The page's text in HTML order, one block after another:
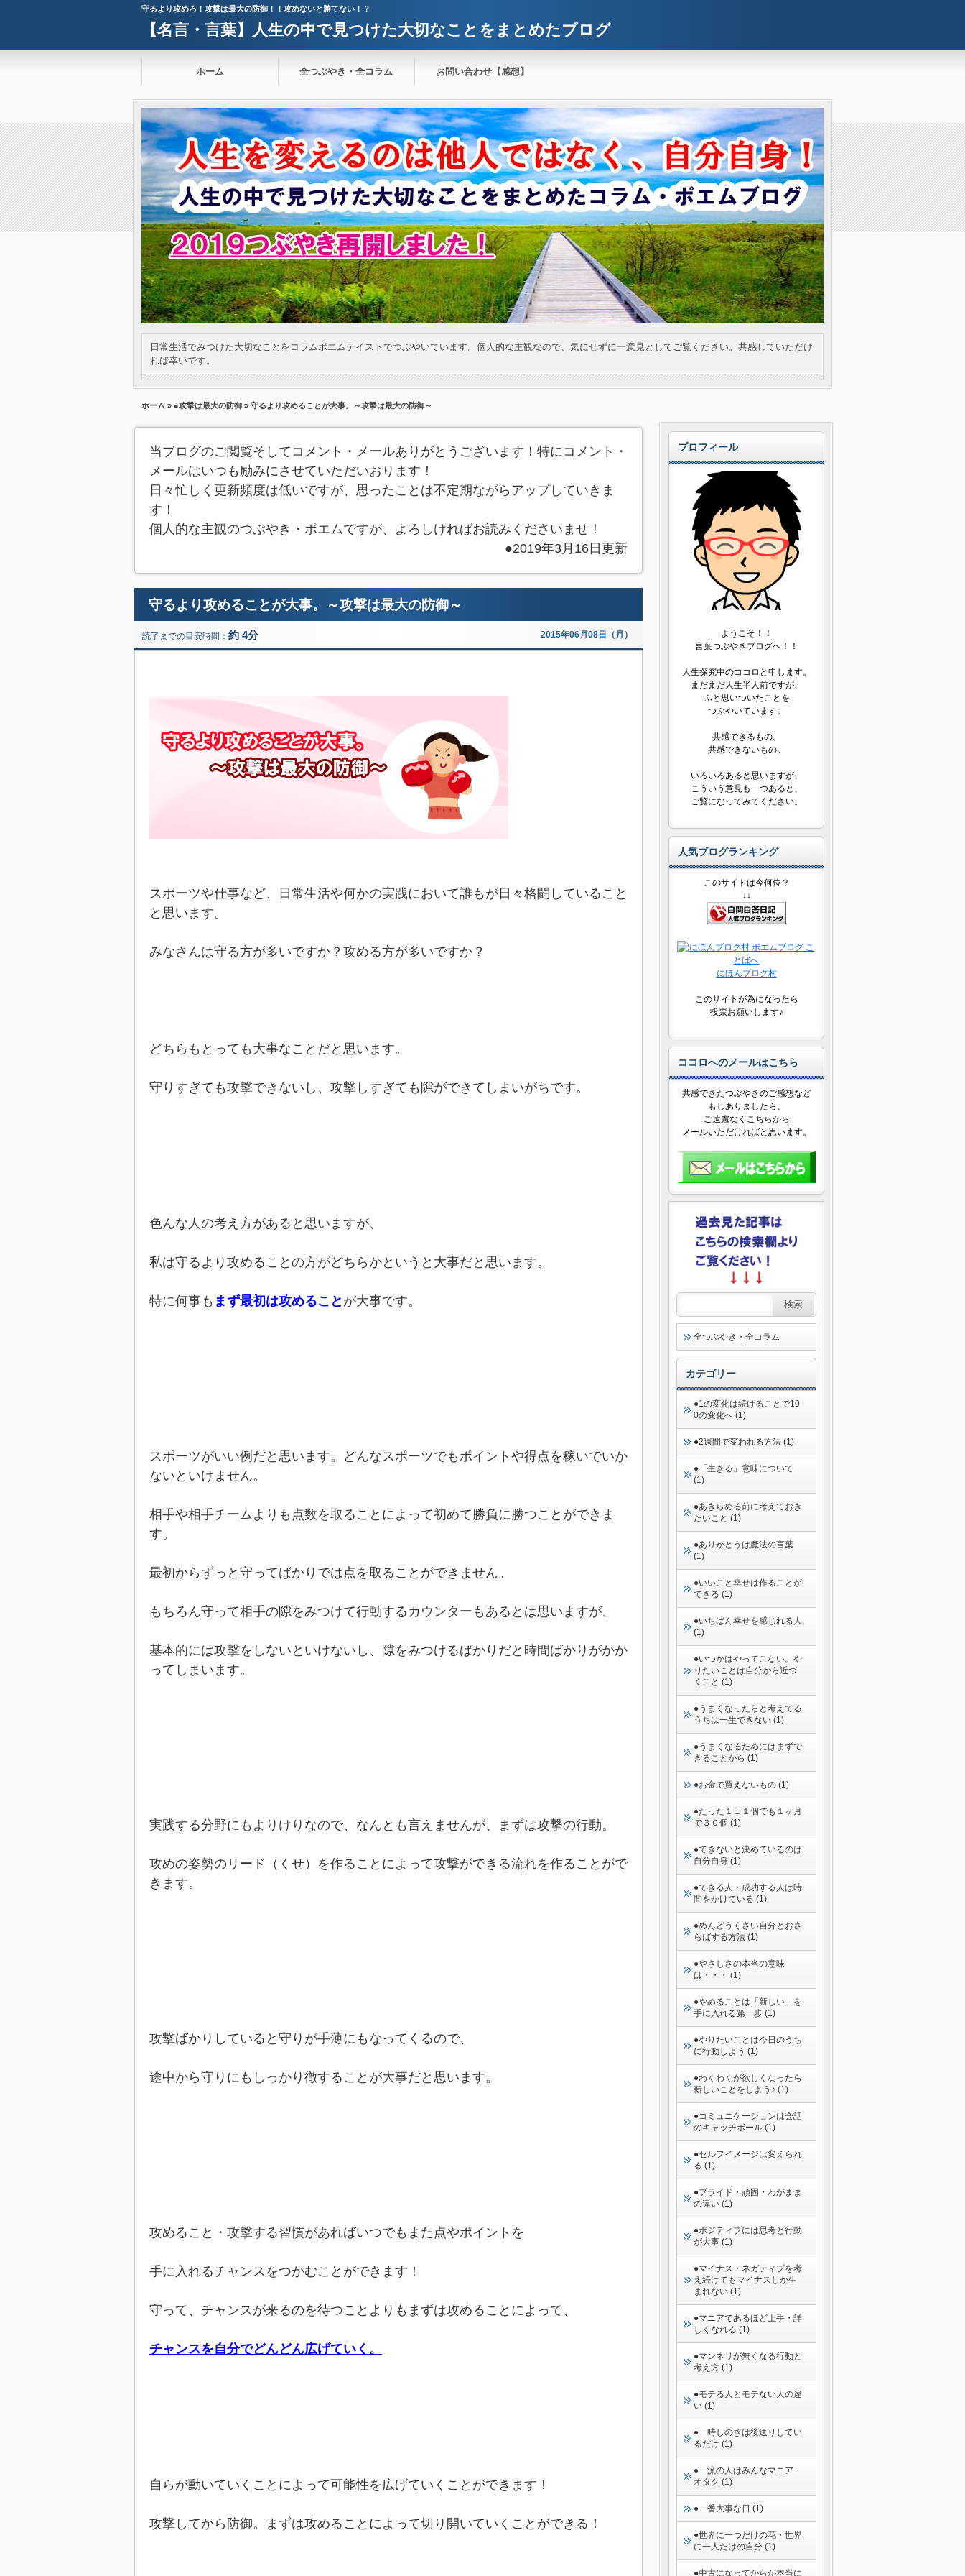
守るより攻めろ！攻撃は最大の防御！！攻めないと勝てない！？
【名言・言葉】人生の中で見つけた大切なことをまとめたブログ
ホーム 全つぶやき・全コラム お問い合わせ【感想】
日常生活でみつけた大切なことをコラムポエムテイストでつぶやいています。個人的な主観なので、気にせずに一意見としてご覧ください。共感していただけ
れば幸いです。
ホーム » ●攻撃は最大の防御 » 守るより攻めることが大事。～攻撃は最大の防御～
当ブログのご閲覧そしてコメント・メールありがとうございます！特にコメント・
メールはいつも励みにさせていただいおります！
日々忙しく更新頻度は低いですが、思ったことは不定期ながらアップしていきま
す！
個人的な主観のつぶやき・ポエムですが、よろしければお読みくださいませ！
●2019年3月16日更新
守るより攻めることが大事。～攻撃は最大の防御～
読了までの目安時間： 約 4分 2015年06月08日（月）
スポーツや仕事など、日常生活や何かの実践において誰もが日々格闘していること
と思います。
みなさんは守る方が多いですか？攻める方が多いですか？
どちらもとっても大事なことだと思います。
守りすぎても攻撃できないし、攻撃しすぎても隙ができてしまいがちです。
色んな人の考え方があると思いますが、
私は守るより攻めることの方がどちらかというと大事だと思います。
特に何事も まず最初は攻めること が大事です。
スポーツがいい例だと思います。どんなスポーツでもポイントや得点を稼いでいか
ないといけません。
相手や相手チームよりも点数を取ることによって初めて勝負に勝つことができま
す。
最初からずっと守ってばかりでは点を取ることができません。
もちろん守って相手の隙をみつけて行動するカウンターもあるとは思いますが、
基本的には攻撃をしないといけないし、隙をみつけるばかりだと時間ばかりがかか
ってしまいます。
実践する分野にもよりけりなので、なんとも言えませんが、まずは攻撃の行動。
攻めの姿勢のリード（くせ）を作ることによって攻撃ができる流れを作ることがで
きます。
攻撃ばかりしていると守りが手薄にもなってくるので、
途中から守りにもしっかり徹することが大事だと思います。
攻めること・攻撃する習慣があればいつでもまた点やポイントを
手に入れるチャンスをつかむことができます！
守って、チャンスが来るのを待つことよりもまずは攻めることによって、
チャンスを自分でどんどん広げていく。
自らが動いていくことによって可能性を広げていくことができます！
攻撃してから防御。まずは攻めることによって切り開いていくことができる！
プロフィール
ようこそ！！
言葉つぶやきブログへ！！
人生探究中のココロと申します。
まだまだ人生半人前ですが、
ふと思いついたことを
つぶやいています。
共感できるもの。
共感できないもの。
いろいろあると思いますが、
こういう意見も一つあると、
ご覧になってみてください。
人気ブログランキング
このサイトは今何位？
↓↓
にほんブログ村
このサイトが為になったら
投票お願いします♪
ココロへのメールはこちら
共感できたつぶやきのご感想など
もしありましたら、
ご遠慮なくこちらから
メールいただければと思います。
全つぶやき・全コラム
カテゴリー
●1の変化は続けることで10
0の変化へ (1)
●2週間で変われる方法 (1)
●「生きる」意味について
(1)
●あきらめる前に考えておき
たいこと (1)
●ありがとうは魔法の言葉
(1)
●いいこと幸せは作ることが
できる (1)
●いちばん幸せを感じれる人
(1)
●いつかはやってこない。や
りたいことは自分から近づ
くこと (1)
●うまくなったらと考えてる
うちは一生できない (1)
●うまくなるためにはまずで
きることから (1)
●お金で買えないもの (1)
●たった１日１個でも１ヶ月
で３０個 (1)
●できないと決めているのは
自分自身 (1)
●できる人・成功する人は時
間をかけている (1)
●めんどうくさい自分とおさ
らばする方法 (1)
●やさしさの本当の意味
は・・・ (1)
●やめることは「新しい」を
手に入れる第一歩 (1)
●やりたいことは今日のうち
に行動しよう (1)
●わくわくが欲しくなったら
新しいことをしよう♪ (1)
●コミュニケーションは会話
のキャッチボール (1)
●セルフイメージは変えられ
る (1)
●プライド・頑固・わがまま
の違い (1)
●ポジティブには思考と行動
が大事 (1)
●マイナス・ネガティブを考
え続けてもマイナスしか生
まれない (1)
●マニアであるほど上手・詳
しくなれる (1)
●マンネリが無くなる行動と
考え方 (1)
●モテる人とモテない人の違
い (1)
●一時しのぎは後送りしてい
るだけ (1)
●一流の人はみんなマニア・
オタク (1)
●一番大事な日 (1)
●世界に一つだけの花・世界
に一人だけの自分 (1)
●中古になってからが本当に